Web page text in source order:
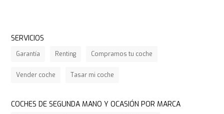
SERVICIOS
Garantía Renting Compramos tu coche
Vender coche Tasar mi coche
COCHES DE SEGUNDA MANO Y OCASIÓN POR MARCA